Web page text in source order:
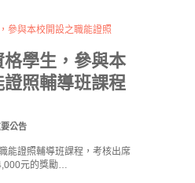
學生，參與本
照輔導班課程
公告
能證照輔導班課程，考核出席
元的獎勵…